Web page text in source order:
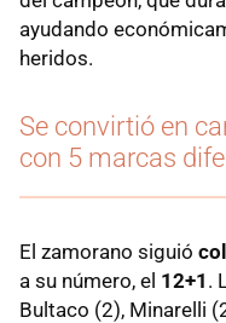
ayudando
heridos.
Se convirtió en
con 5 marcas
El zamorano siguió
a su número, el 12+1 .
Bultaco (2), Minarelli